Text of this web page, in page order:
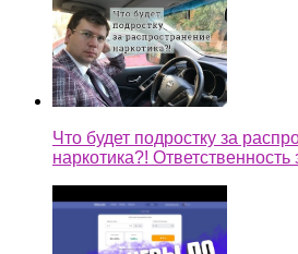
Что будет подростку за
наркотика?!